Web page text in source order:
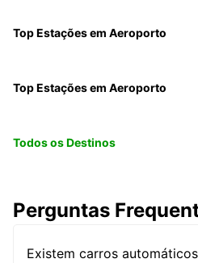
Top Estações em Aeroporto
Top Estações em Aeroporto
Todos os Destinos
Perguntas
Existem carros